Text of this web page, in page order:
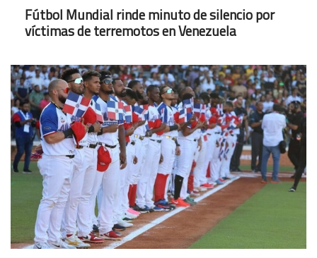
Fútbol Mundial rinde minuto de silencio por
víctimas de terremotos en Venezuela